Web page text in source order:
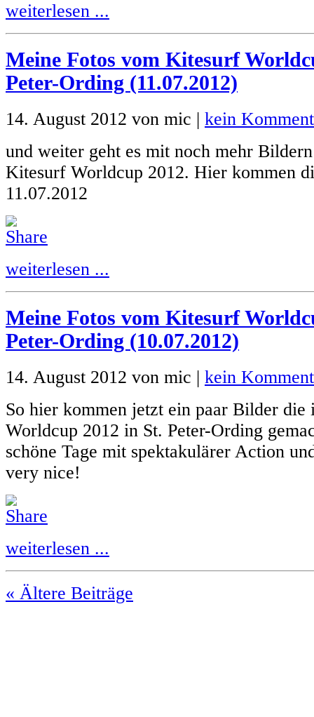
weiterlesen ...
Meine Fotos vom Kitesurf
Peter-Ording (11.07.2012)
14. August 2012 von mic | kein
und weiter geht es mit noch mehr
Kitesurf Worldcup 2012. Hier kommen
11.07.2012
weiterlesen ...
Meine Fotos vom Kitesurf
Peter-Ording (10.07.2012)
14. August 2012 von mic | kein
So hier kommen jetzt ein paar Bilder
Worldcup 2012 in St. Peter-Ording
schöne Tage mit spektakulärer Action
very nice!
weiterlesen ...
« Ältere Beiträge